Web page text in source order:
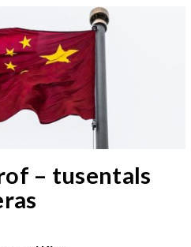
– tusentals